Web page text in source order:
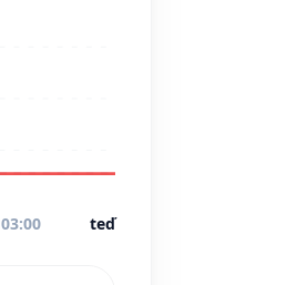
03:00 teď